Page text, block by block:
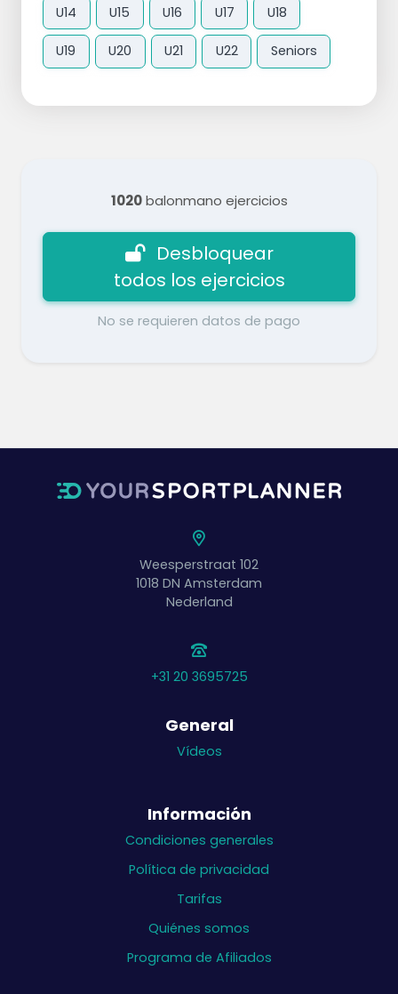
U14 U15 U16 U17 U18
U19 U20 U21 U22 Seniors
1020balonmano ejercicios
Desbloquear
todos los ejercicios
No se requieren datos de pago
Weesperstraat 102
1018 DN Amsterdam
Nederland
+31 20 3695725
General
Vídeos
Información
Condiciones generales
Política de privacidad
Tarifas
Quiénes somos
Programa de Afiliados